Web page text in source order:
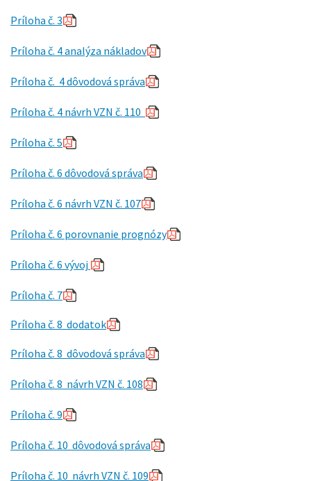
Príloha č. 3
Príloha č. 4 analýza nákladov
Príloha č. 4 dôvodová správa
Príloha č. 4 návrh VZN č. 110
Príloha č. 5
Príloha č. 6 dôvodová správa
Príloha č. 6 návrh VZN č. 107
Príloha č. 6 porovnanie prognózy
Príloha č. 6 vývoj
Príloha č. 7
Príloha č. 8 dodatok
Príloha č. 8 dôvodová správa
Príloha č. 8 návrh VZN č. 108
Príloha č. 9
Príloha č. 10 dôvodová správa
Príloha č. 10 návrh VZN č. 109